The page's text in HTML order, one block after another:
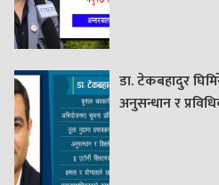
डा. टेकबहादुर
अनुसन्धान र